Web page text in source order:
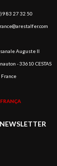
83 27 32 50
Auguste II
- 33610 CESTAS
France
FRANÇA